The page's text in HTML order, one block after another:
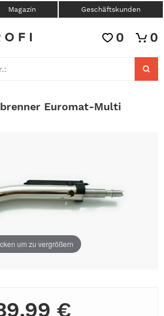
Magazin Geschäftskunden
0 0
Euromat-Multi
um zu vergrößern
€